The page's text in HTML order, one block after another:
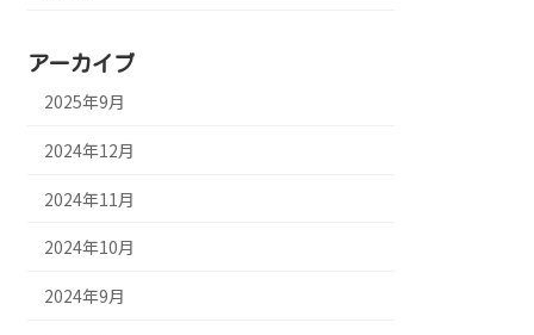
アーカイブ
2025年9月
2024年12月
2024年11月
2024年10月
2024年9月